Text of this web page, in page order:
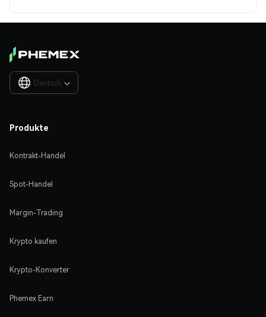
Deutsch 
Produkte
Kontrakt-Handel
Spot-Handel
Margin-Trading
Krypto kaufen
Krypto-Konverter
Phemex Earn